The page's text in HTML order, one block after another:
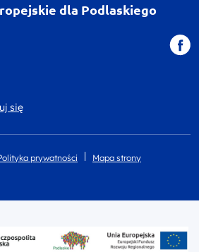
dla Podlaskiego
się
prywatności Mapa strony